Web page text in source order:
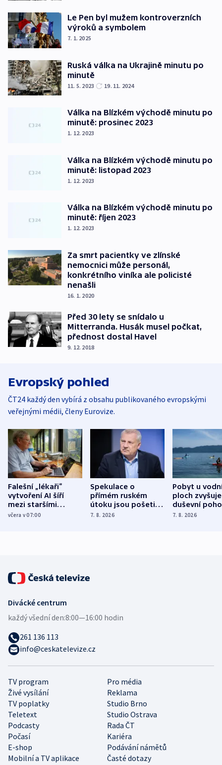
Le Pen byl mužem kontroverzních
výroků a symbolem
7. 1. 2025
Ruská válka na Ukrajině minutu po
minutě
11. 5. 2023 19. 11. 2024
Válka na Blízkém východě minutu po
minutě: prosinec 2023
1. 12. 2023
Válka na Blízkém východě minutu po
minutě: listopad 2023
1. 12. 2023
Válka na Blízkém východě minutu po
minutě: říjen 2023
1. 12. 2023
Za smrt pacientky ve zlínské
nemocnici může personál,
konkrétního viníka ale policisté
nenašli
16. 1. 2020
Před 30 lety se snídalo u
Mitterranda. Husák musel počkat,
přednost dostal Havel
9. 12. 2018
Evropský pohled
ČT24 každý den vybírá z obsahu publikovaného evropskými
veřejnými médii, členy Eurovize.
Falešní „lékaři“
vytvoření AI šíří
mezi staršími
Poláky nebezpečné
včera v 07:00
Spekulace o
přímém ruském
útoku jsou pošetilé,
míní estonský
7. 8. 2026
Pobyt u
ploch zvyšuje
duševní
ukázala
7. 8. 2026
TV program
Pro média
Živé vysílání
Reklama
TV poplatky
Studio Brno
Teletext
Studio Ostrava
Podcasty
Rada ČT
Počasí
Kariéra
E-shop
Podávání námětů
Mobilní a TV aplikace
Časté dotazy
Divácké centrum
každý všední den:8:00—16:00 hodin
261 136 113
info@ceskatelevize.cz